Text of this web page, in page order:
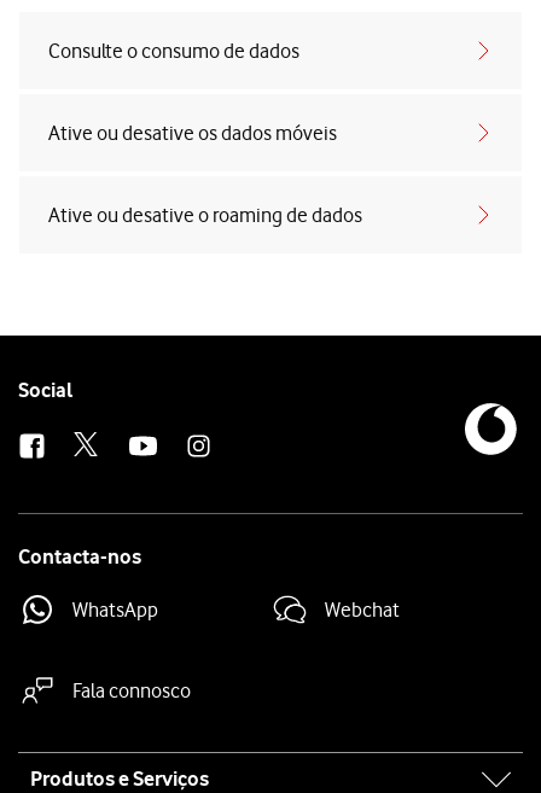
Consulte o consumo de dados
Ative ou desative os dados móveis
Ative ou desative o roaming de dados
Follow
Social
Contacta-nos
WhatsApp Webchat
Fala connosco
Produtos e Serviços